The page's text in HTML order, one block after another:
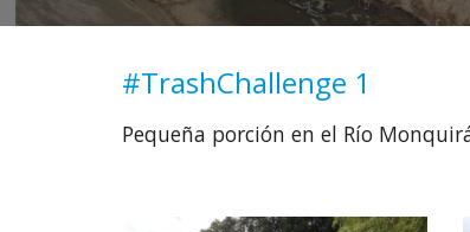
#TrashChallenge 1
Pequeña porción en el Río